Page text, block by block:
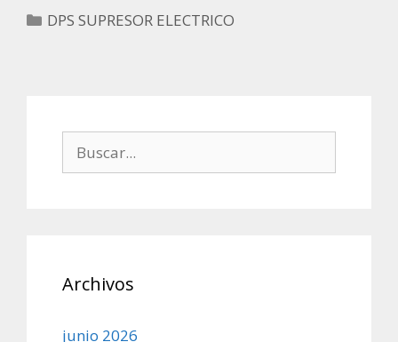
Categorías
DPS SUPRESOR ELECTRICO
Archivos
junio 2026